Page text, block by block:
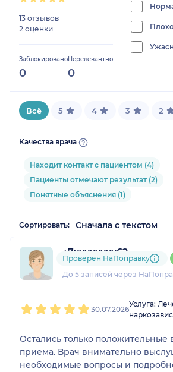
13 отзывов
2 оценки
Заблокировано
0
Нерелевантно
0
0%
0%
progress:
13.333333333333334%
Всё 5 4 3 2
Качества врача
Находит контакт с пациентом (4)
Пациенты отмечают результат (2)
Понятные объяснения (1)
Сортировать:
+7xxxxxxxx62
2 отзыва
До 5 записей через
Проверен НаПоправку
30.07.2026
Услуга:
Остались только положительные
приема. Врач внимательно
необходимые вопросы и